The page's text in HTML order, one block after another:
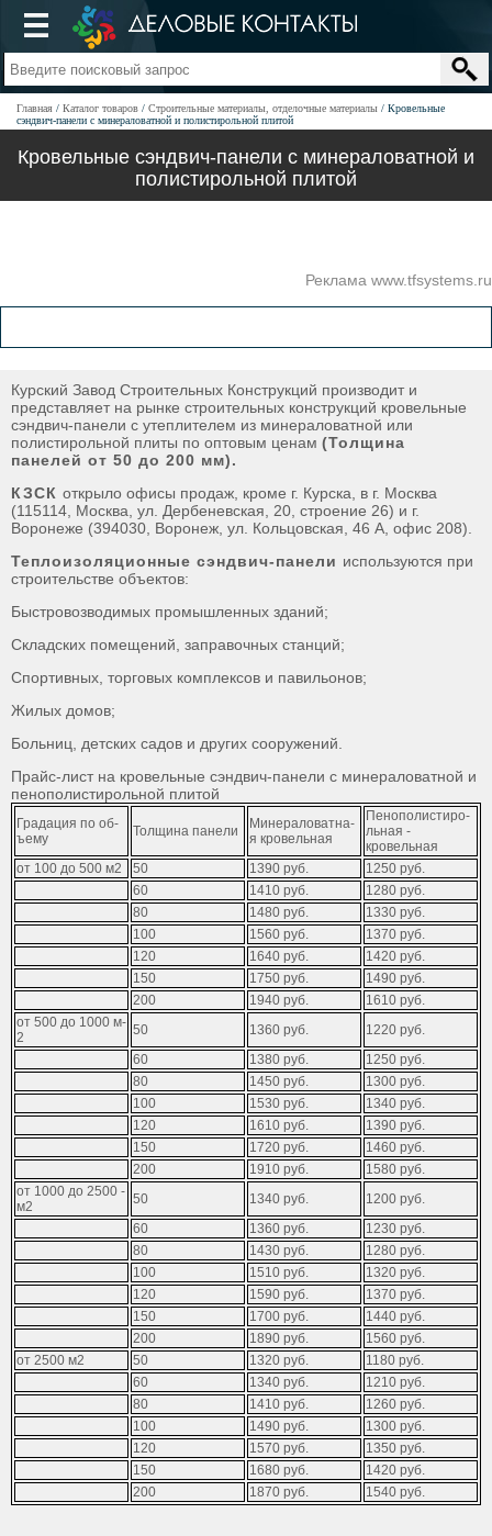
Главная Каталог товаров Строительные материалы, отделочные материалы
Кровельные
сэндвич-панели с минераловатной и полистирольной плитой
Кровельные сэндвич-панели с минераловатной и
полистирольной плитой
Реклама www.tfsystems.ru
Курский Завод Строительных Конструкций производит и
представляет на рынке строительных конструкций кровельные
сэндвич-панели с утеплителем из минераловатной или
полистирольной плиты по оптовым ценам (Толщина
панелей от 50 до 200 мм).
КЗСК открыло офисы продаж, кроме г. Курска, в г. Москва
(115114, Москва, ул. Дербеневская, 20, строение 26) и г.
Воронеже (394030, Воронеж, ул. Кольцовская, 46 А, офис 208).
Теплоизоляционные сэндвич-панели используются при
строительстве объектов:
Быстровозводимых промышленных зданий;
Складских помещений, заправочных станций;
Спортивных, торговых комплексов и павильонов;
Жилых домов;
Больниц, детских садов и других сооружений.
Прайс-лист на кровельные сэндвич-панели с минераловатной и
пенополистирольной плитой
Г­­­р­­­а­­­д­­­а­­­ц­­­и­­­я­­­ ­­­п­­­о­­­ ­­­о­­­б­­­
ъ­­­е­­­м­­­у­­­
Т­­­о­­­л­­­щ­­­и­­­н­­­а­­­ ­­­п­­­а­­­н­­­е­­­л­­­и­­­
М­и­н­е­р­а­л­о­в­а­т­н­а­
я­ кровельная
П­е­н­о­п­о­л­и­с­т­и­р­о­
л­ь­н­а­я­ ­
кровельная
о­­­т­­­ ­­­1­­­0­­­0­­­ ­­­д­­­о­­­ ­­­5­­­0­­­0­­­ ­­­м­­­2­­­
50 1­3­9­0­­­ ­­­р­­­у­­­б­­­.­­­
1­2­5­­­0­­­­­­­ ­­­­­­­р­­­­­­­у­­­­­­­б­­­­­­­.­­­­­­­
60
1­4­1­­­0­­­ ­­­р­­­у­­­б­­­.­­­
1­­­2­8­­­0­­­­­­­ ­­­­­­­р­­­­­­­у­­­­­­­б­­­­­­­.­­­­­­­
80
1­­­4­8­0­­­ ­­­р­­­у­­­б­­­.­­­
1­­­3­­­3­­­0­­­­­­­ ­­­­­­­р­­­­­­­у­­­­­­­б­­­­­­­.­­­­­­­
100
1­5­­­6­­­0­­­ ­­­р­­­у­­­б­­­.­­­
1­­­3­­­7­0­­­­­­­ ­­­­­­­р­­­­­­­у­­­­­­­б­­­­­­­.­­­­­­­
120
1­6­4­0­­­ ­­­р­­­у­­­б­­­.­­­
1­4­2­0­­­­­­­ ­­­­­­­р­­­­­­­у­­­­­­­б­­­­­­­.­­­­­­­
150
1­7­5­0­­­ ­­­р­­­у­­­б­­­.­­­
1­4­9­­­0­­­­­­­ ­­­­­­­р­­­­­­­у­­­­­­­б­­­­­­­.­­­­­­­
200
1­­­9­4­0­­­ ­­­р­­­у­­­б­­­.­­­
1­­­6­1­0­­­­­­­ ­­­­­­­р­­­­­­­у­­­­­­­б­­­­­­­.­­­­­­­
о­­­т­­­ ­­­5­­­0­­­0­­­ ­­­д­­­о­­­ ­­­1­­­0­­­0­­­0­­­ ­­­м­­­
2­­­
50 1­­­3­­­6­­­0­­­ ­­­р­­­у­­­б­­­.­­­
1­2­2­­­0­­­­­­­ ­­­­­­­р­­­­­­­у­­­­­­­б­­­­­­­.­­­­­­­
60
1­­­3­8­­­0­­­ ­­­р­­­у­­­б­­­.­­­
1­2­5­0­­­­­­­ ­­­­­­­р­­­­­­­у­­­­­­­б­­­­­­­.­­­­­­­
80
1­4­5­0­­­ ­­­р­­­у­­­б­­­.­­­
1­­­3­­­0­­­0­­­­­­­ ­­­­­­­р­­­­­­­у­­­­­­­б­­­­­­­.­­­­­­­
100
1­5­3­0­­­ ­­­р­­­у­­­б­­­.­­­
1­­­3­­­4­­­0­­­­­­­ ­­­­­­­р­­­­­­­у­­­­­­­б­­­­­­­.­­­­­­­
120
1­­­­­6­1­­­0­­­ ­­­р­­­у­­­б­­­.­­­
1­­­3­­­9­­­0­­­­­­­ ­­­­­­­р­­­­­­­у­­­­­­­б­­­­­­­.­­­­­­­
150
1­­­7­2­0­­­ ­­­р­­­у­­­б­­­.­­­
1­­­4­6­0­­­­­­­ ­­­­­­­р­­­­­­­у­­­­­­­б­­­­­­­.­­­­­­­
200
1­­­9­1­0­­­ ­­­р­­­у­­­б­­­.­­­
1­­­5­8­­­0­­­­­­­ ­­­­­­­р­­­­­­­у­­­­­­­б­­­­­­­.­­­­­­­
о­­­т­­­ ­­­1­­­0­­­0­­­0­­­ ­­­д­­­о­­­ ­­­2­­­5­­­0­­­0­­­ ­­­
м­­­2­­­
50 1­­­3­4­­­0­­­ ­­­р­­­у­­­б­­­.­­­
1­­­2­0­­­0­­­­­­­ ­­­­­­­р­­­­­­­у­­­­­­­б­­­­­­­.­­­­­­­
60
1­­­3­­­6­­­0­­­ ­­­р­­­у­­­б­­­.­­­
1­­­2­3­­­­­0­­­­­­­ ­­­­­­­р­­­­­­­у­­­­­­­б­­­­­­­.­­­­­­­
80
1­4­3­­­0­­­ ­­­р­­­у­­­б­­­.­­­
1­­­2­8­­­0­­­­­­­ ­­­­­­­р­­­­­­­у­­­­­­­б­­­­­­­.­­­­­­­
100
1­­­5­1­­­0­­­ ­­­р­­­у­­­б­­­.­­­
1­­­3­­­2­0­­­­­­­ ­­­­­­­р­­­­­­­у­­­­­­­б­­­­­­­.­­­­­­­
120
1­­­5­9­­­0­­­ ­­­р­­­у­­­б­­­.­­­
1­­­3­­­7­0­­­­­­­ ­­­­­­­р­­­­­­­у­­­­­­­б­­­­­­­.­­­­­­­
150
1­7­0­­­0­­­ ­­­р­­­у­­­б­­­.­­­
1­­­4­4­­­0­­­­­­­ ­­­­­­­р­­­­­­­у­­­­­­­б­­­­­­­.­­­­­­­
200
1­­­8­9­0­­­ ­­­р­­­у­­­б­­­.­­­
1­­­5­6­0­­­­­­­ ­­­­­­­р­­­­­­­у­­­­­­­б­­­­­­­.­­­­­­­
о­­­т­­­ ­­­2­­­5­­­0­­­0­­­ ­­­м­­­2­­­
50 1­3­­­2­­­­­0­­­ ­­­р­­­у­­­б­­­.­­­
1­1­8­­­0­­­­­­­ ­­­­­­­р­­­­­­­у­­­­­­­б­­­­­­­.­­­­­­­
60
1­­­3­4­0­­­ ­­­р­­­у­­­б­­­.­­­
1­­­2­1­­­0­­­­­­­ ­­­­­­­р­­­­­­­у­­­­­­­б­­­­­­­.­­­­­­­
80
1­­­4­1­­­0­­­ ­­­р­­­у­­­б­­­.­­­
1­­­2­6­0­­­­­­­ ­­­­­­­р­­­­­­­у­­­­­­­б­­­­­­­.­­­­­­­
100
1­­­4­9­0­­­ ­­­р­­­у­­­б­­­.­­­
1­­­3­­­0­0­­­­­­­ ­­­­­­­р­­­­­­­у­­­­­­­б­­­­­­­.­­­­­­­
120
1­­­5­7­­­0­­­ ­­­р­­­у­­­б­­­.­­­
1­­­3­­­5­0­­­­­­­ ­­­­­­­р­­­­­­­у­­­­­­­б­­­­­­­.­­­­­­­
150
1­­­­­6­8­­­0­­­ ­­­р­­­у­­­б­­­.­­­
1­­­4­2­­­0­­­­­­­ ­­­­­­­р­­­­­­­у­­­­­­­б­­­­­­­.­­­­­­­
200
1­­­8­7­0­­­ ­­­р­­­у­­­б­­­.­­­ 1­­­5­4­0­­­­­­­ ­­­­­­­р­­­­­­­у­­­­­­­б­­­­­­­.­­­­­­­